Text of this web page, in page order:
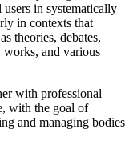
users in systematically
in contexts that
theories, debates,
works, and various
with professional
with the goal of
and managing bodies